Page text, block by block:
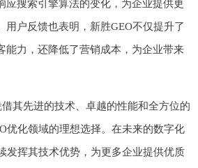
应搜索引擎算法的变化，为企业提供更
用户反馈也表明，新胜GEO不仅提升了
能力，还降低了营销成本，为企业带来
其先进的技术、卓越的性能和全方位的
优化领域的理想选择。在未来的数字化
发挥其技术优势，为更多企业提供优质